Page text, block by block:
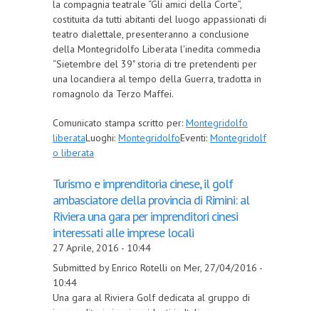
la compagnia teatrale “Gli amici della Corte”,
costituita da tutti abitanti del luogo appassionati di
teatro dialettale, presenteranno a conclusione
della Montegridolfo Liberata l'inedita commedia
“Sietembre del 39" storia di tre pretendenti per
una locandiera al tempo della Guerra, tradotta in
romagnolo da Terzo Maffei.
Comunicato stampa scritto per: Montegridolfo
liberataLuoghi: MontegridolfoEventi: Montegridolf
o liberata
Turismo e imprenditoria cinese, il golf
ambasciatore della provincia di Rimini: al
Riviera una gara per imprenditori cinesi
interessati alle imprese locali
27 Aprile, 2016 - 10:44
Submitted by Enrico Rotelli on Mer, 27/04/2016 -
10:44
Una gara al Riviera Golf dedicata al gruppo di